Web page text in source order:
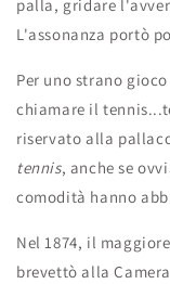
palla, gridare
L'assonanza portò
Per uno strano
chiamare il
riservato alla
tennis, anche se
comodità hanno
Nel 1874, il
brevettò alla